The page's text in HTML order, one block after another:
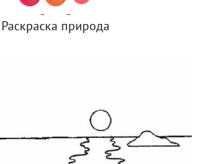
Раскраска природа